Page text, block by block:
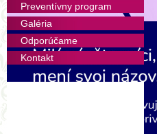
Preventívny program
Galéria
Odporúčame
Kontakt